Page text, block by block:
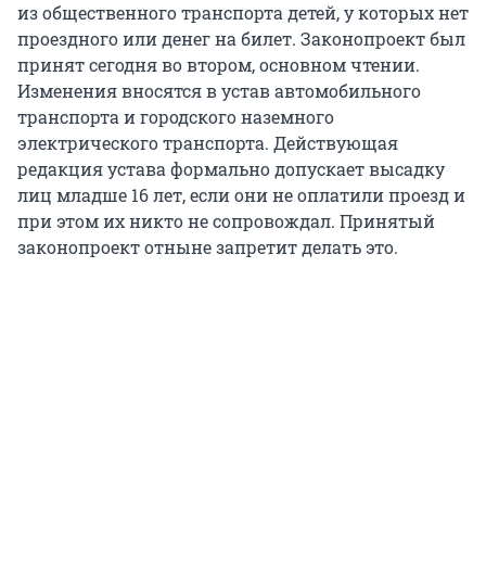
из общественного транспорта детей, у которых нет
проездного или денег на билет. Законопроект был
принят сегодня во втором, основном чтении.
Изменения вносятся в устав автомобильного
транспорта и городского наземного
электрического транспорта. Действующая
редакция устава формально допускает высадку
лиц младше 16 лет, если они не оплатили проезд и
при этом их никто не сопровождал. Принятый
законопроект отныне запретит делать это.